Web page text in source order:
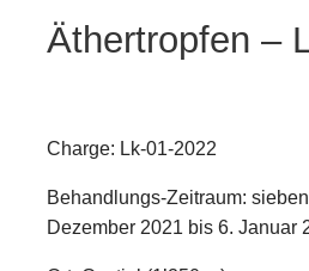
Äthertropfen –
Charge: Lk-01-2022
Behandlungs-Zeitraum:
Dezember 2021 bis 6. Januar